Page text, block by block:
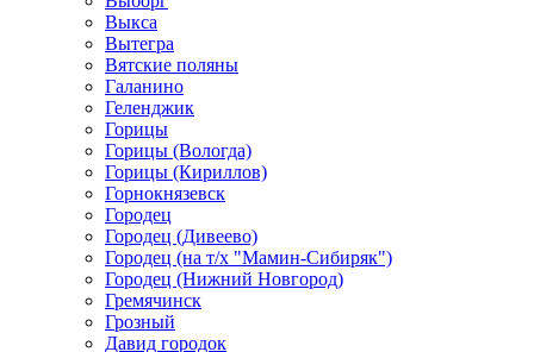
Выкса
Вытегра
Вятские поляны
Галанино
Геленджик
Горицы
Горицы (Вологда)
Горицы (Кириллов)
Горнокнязевск
Городец
Городец (Дивеево)
Городец (на т/х "Мамин-Сибиряк")
Городец (Нижний Новгород)
Гремячинск
Грозный
Давид городок